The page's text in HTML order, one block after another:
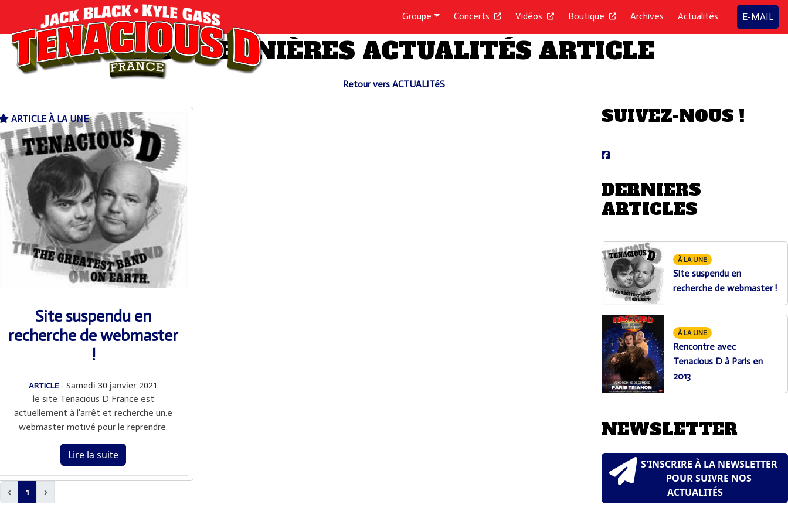
Groupe Concerts Vidéos Boutique Archives Actualités E-MAIL
NOS DERNIÈRES ACTUALITÉS ARTICLE
Retour vers ACTUALITéS
ARTICLE À LA UNE
Site suspendu en
recherche de webmaster
!
ARTICLE- Samedi 30 janvier 2021
le site Tenacious D France est
actuellement à l'arrêt et recherche un.e
webmaster motivé pour le reprendre.
Lire la suite
‹ 1 ›
SUIVEZ-NOUS !
DERNIERS
ARTICLES
À LA UNE
Site suspendu en
recherche de webmaster !
À LA UNE
Rencontre avec
Tenacious D à Paris en
2013
NEWSLETTER
S'INSCRIRE À LA NEWSLETTER
POUR SUIVRE NOS
ACTUALITÉS